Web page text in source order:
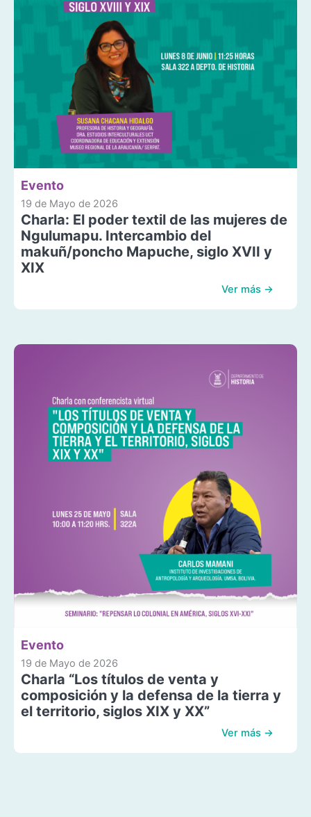
Evento
19 de Mayo de 2026
Charla: El poder textil de las mujeres de
Ngulumapu. Intercambio del
makuñ/poncho Mapuche, siglo XVII y
XIX
Ver más →
Evento
19 de Mayo de 2026
Charla “Los títulos de venta y
composición y la defensa de la tierra y
el territorio, siglos XIX y XX”
Ver más →